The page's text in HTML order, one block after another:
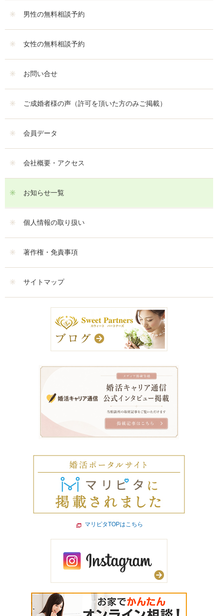
男性の無料相談予約
女性の無料相談予約
お問い合せ
ご成婚者様の声（許可を頂いた方のみご掲載）
会員データ
会社概要・アクセス
お知らせ一覧
個人情報の取り扱い
著作権・免責事項
サイトマップ
マリピタTOPはこちら